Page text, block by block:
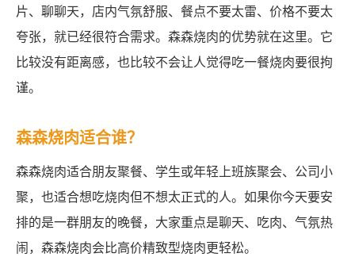
片、聊聊天，店内气氛舒服、餐点不要太雷、价格不要太
夸张，就已经很符合需求。森森烧肉的优势就在这里。它
比较没有距离感，也比较不会让人觉得吃一餐烧肉要很拘
谨。
森森烧肉适合谁？
森森烧肉适合朋友聚餐、学生或年轻上班族聚会、公司小
聚，也适合想吃烧肉但不想太正式的人。如果你今天要安
排的是一群朋友的晚餐，大家重点是聊天、吃肉、气氛热
闹，森森烧肉会比高价精致型烧肉更轻松。